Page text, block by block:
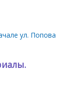
ул. Попова